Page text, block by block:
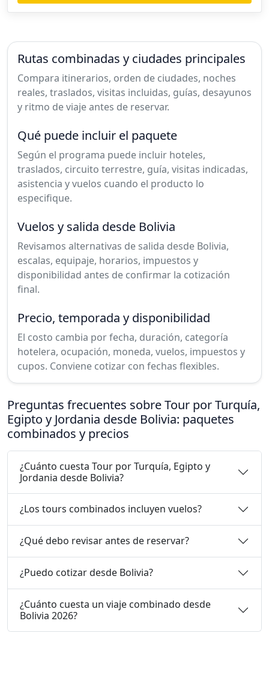
Rutas combinadas y ciudades principales
Compara itinerarios, orden de ciudades, noches
reales, traslados, visitas incluidas, guías, desayunos
y ritmo de viaje antes de reservar.
Qué puede incluir el paquete
Según el programa puede incluir hoteles,
traslados, circuito terrestre, guía, visitas indicadas,
asistencia y vuelos cuando el producto lo
especifique.
Vuelos y salida desde Bolivia
Revisamos alternativas de salida desde Bolivia,
escalas, equipaje, horarios, impuestos y
disponibilidad antes de confirmar la cotización
final.
Precio, temporada y disponibilidad
El costo cambia por fecha, duración, categoría
hotelera, ocupación, moneda, vuelos, impuestos y
cupos. Conviene cotizar con fechas flexibles.
Preguntas frecuentes sobre Tour por Turquía,
Egipto y Jordania desde Bolivia: paquetes
combinados y precios
¿Cuánto cuesta Tour por Turquía, Egipto y
Jordania desde Bolivia?
¿Los tours combinados incluyen vuelos?
¿Qué debo revisar antes de reservar?
¿Puedo cotizar desde Bolivia?
¿Cuánto cuesta un viaje combinado desde
Bolivia 2026?